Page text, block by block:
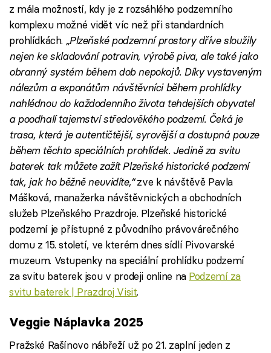
z mála možností, kdy je z rozsáhlého podzemního
komplexu možné vidět víc než při standardních
prohlídkách. „Plzeňské podzemní prostory dříve sloužily
nejen ke skladování potravin, výrobě piva, ale také jako
obranný systém během dob nepokojů. Díky vystaveným
nálezům a exponátům návštěvníci během prohlídky
nahlédnou do každodenního života tehdejších obyvatel
a poodhalí tajemství středověkého podzemí. Čeká je
trasa, která je autentičtější, syrovější a dostupná pouze
během těchto speciálních prohlídek. Jedině za svitu
baterek tak můžete zažít Plzeňské historické podzemí
tak, jak ho běžně neuvidíte,“zve k návštěvě Pavla
Mášková, manažerka návštěvnických a obchodních
služeb Plzeňského Prazdroje. Plzeňské historické
podzemí je přístupné z původního právovárečného
domu z 15. století, ve kterém dnes sídlí Pivovarské
muzeum. Vstupenky na speciální prohlídku podzemí
za svitu baterek jsou v prodeji online na Podzemí za
svitu baterek | Prazdroj Visit.
Veggie Náplavka 2025
Pražské Rašínovo nábřeží už po 21. zaplní jeden z